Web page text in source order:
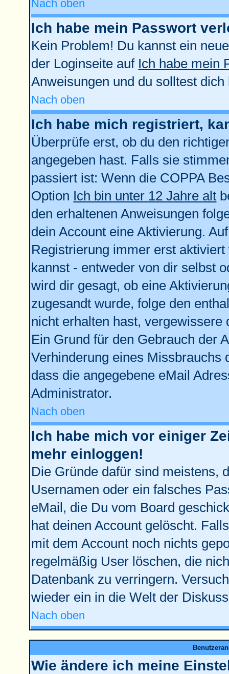
Nach oben
Ich habe mein Passwort
Kein Problem! Du kannst ein
der Loginseite auf Ich habe mein
Anweisungen und du solltest
Nach oben
Ich habe mich registriert,
Überprüfe erst, ob du den
angegeben hast. Falls sie
passiert ist: Wenn die COPPA
Option Ich bin unter 12 Jahre alt
den erhaltenen Anweisungen
dein Account eine Aktivierung.
Registrierung immer erst
kannst - entweder von dir selbst
wird dir gesagt, ob eine
zugesandt wurde, folge den
nicht erhalten hast,
Ein Grund für den Gebrauch der
Verhinderung eines
dass die angegebene eMail
Administrator.
Nach oben
Ich habe mich vor einiger
mehr einloggen!
Die Gründe dafür sind meistens,
Usernamen oder ein falsches
eMail, die Du vom Board
hat deinen Account gelöscht.
mit dem Account noch nichts
regelmäßig User löschen, die
Datenbank zu verringern.
wieder ein in die Welt der
Nach oben
Wie ändere ich meine